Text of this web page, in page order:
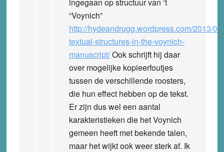
“Voynich”
http://hydeandrugg.wordpress.com/2013/
textual-structures-in-the-voynich-
manuscript/Ook schrijft hij daar
over mogelijke kopieerfoutjes
tussen de verschillende roosters,
die hun effect hebben op de tekst.
Er zijn dus wel een aantal
karakteristieken die het Voynich
gemeen heeft met bekende talen,
maar het wijkt ook weer sterk af. Ik